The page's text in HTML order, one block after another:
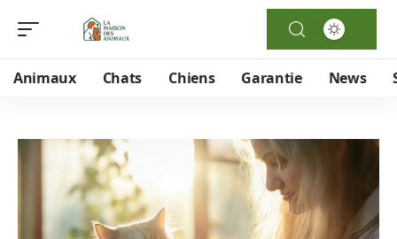
Animaux Chats Chiens Garantie News